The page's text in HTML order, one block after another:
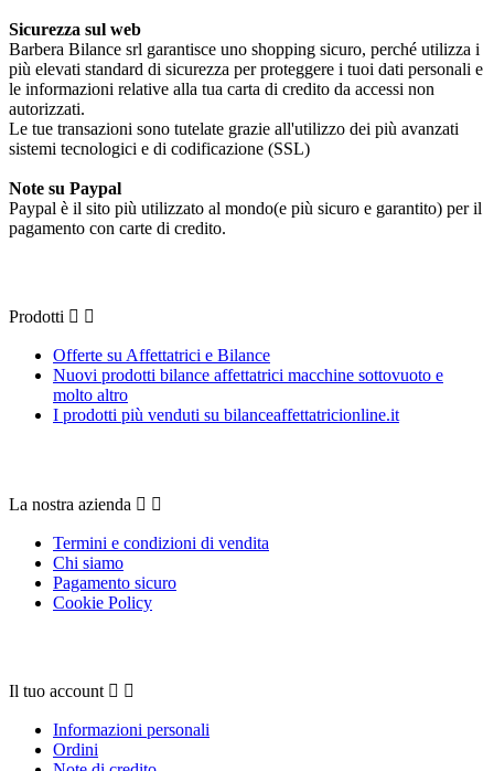
Sicurezza sul web
Barbera Bilance srl garantisce uno shopping sicuro, perché utilizza i
più elevati standard di sicurezza per proteggere i tuoi dati personali e
le informazioni relative alla tua carta di credito da accessi non
autorizzati.
Le tue transazioni sono tutelate grazie all'utilizzo dei più avanzati
sistemi tecnologici e di codificazione (SSL)
Note su Paypal
Paypal è il sito più utilizzato al mondo(e più sicuro e garantito) per il
pagamento con carte di credito.
Prodotti  
Offerte su Affettatrici e Bilance
Nuovi prodotti bilance affettatrici macchine sottovuoto e
molto altro
I prodotti più venduti su bilanceaffettatricionline.it
La nostra azienda  
Termini e condizioni di vendita
Chi siamo
Pagamento sicuro
Cookie Policy
Il tuo account  
Informazioni personali
Ordini